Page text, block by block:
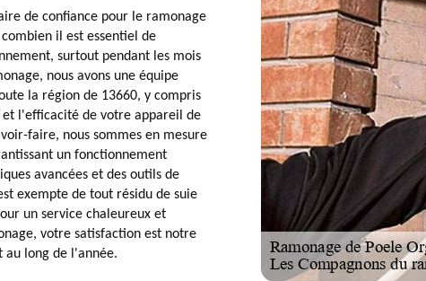
de confiance pour le ramonage
il est essentiel de
surtout pendant les mois
nous avons une équipe
la région de 13660, y compris
et l'efficacité de votre appareil de
faire, nous sommes en mesure
un fonctionnement
avancées et des outils de
exempte de tout résidu de suie
un service chaleureux et
votre satisfaction est notre
au long de l'année.